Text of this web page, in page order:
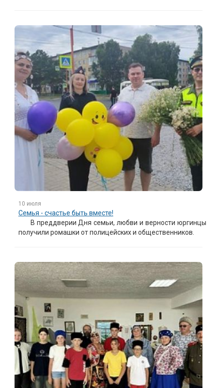
10 июля
Семья - счастье быть вместе!
В преддверии Дня семьи, любви и верности юргинцы
получили ромашки от полицейских и общественников.